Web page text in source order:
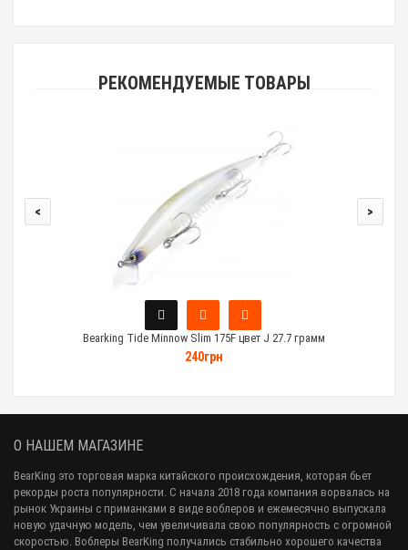
РЕКОМЕНДУЕМЫЕ ТОВАРЫ
Bearking Tide Minnow Slim 175F цвет J 27.7 грамм
240грн
< >
О НАШЕМ МАГАЗИНЕ
BearKing это торговая марка китайского происхождения, которая бьет
рекорды роста популярности. С начала 2018 года компания ворвалась на
рынок Украины с приманками в виде воблеров и ежемесячно выпускала
новую удачную модель, чем увеличивала свою популярность с огромной
скоростью. Воблеры BearKing получались стабильно хорошего качества